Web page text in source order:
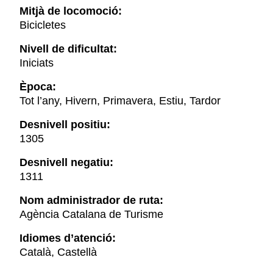
Mitjà de locomoció:
Bicicletes
Nivell de dificultat:
Iniciats
Època:
Tot l’any, Hivern, Primavera, Estiu, Tardor
Desnivell positiu:
1305
Desnivell negatiu:
1311
Nom administrador de ruta:
Agència Catalana de Turisme
Idiomes d’atenció:
Català, Castellà